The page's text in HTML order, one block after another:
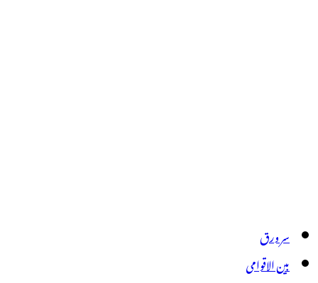
سر ورق
بین الاقوامی